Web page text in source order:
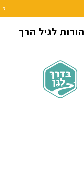
הורות לגיל הרך